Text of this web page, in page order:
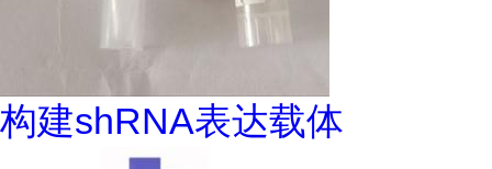
构建shRNA表达载体